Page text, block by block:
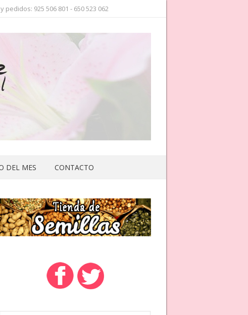
pedidos: 925 506 801 - 650 523 062
DEL MES CONTACTO